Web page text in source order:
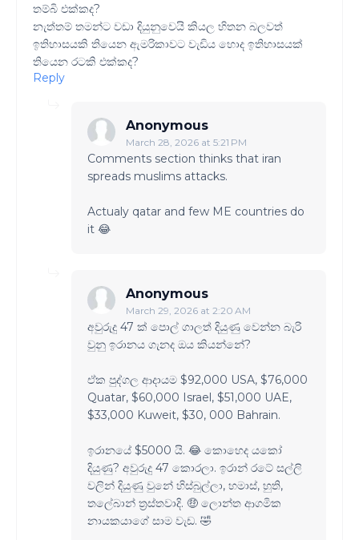
තම්බි එක්කද?
නැත්තම් තමන්ට වඩා දියුනුවෙයි කියල හිතන බලවත්
ඉතිහාසයකි තියෙන ඇමරිකාවට වැඩිය හොද ඉතිහාසයක්
තියෙන රටකි එක්කද?
Reply
Anonymous
March 28, 2026 at 5:21 PM
Comments section thinks that iran
spreads muslims attacks.
Actualy qatar and few ME countries do
it 😂
Anonymous
March 29, 2026 at 2:20 AM
අවුරුදු 47 ක් පොල් ගාලත් දියුණු වෙන්න බැරි
වුනු ඉරානය ගැනද ඔය කියන්නේ?
ඒක පුද්ගල ආදායම $92,000 USA, $76,000
Quatar, $60,000 Israel, $51,000 UAE,
$33,000 Kuweit, $30, 000 Bahrain.
ඉරානයේ $5000 යි. 😂 කොහෙද යකෝ
දියුණු? අවුරුදු 47 කොරලා. ඉරාන් රටේ සල්ලි
වලින් දියුණු වුනේ හිස්බුල්ලා, හමාස්, හුති,
තලේබාන් ත්‍රස්තවාදි. 🤑 ලොන්ත ආගමික
නායකයාගේ සාම වැඩ. 🤣